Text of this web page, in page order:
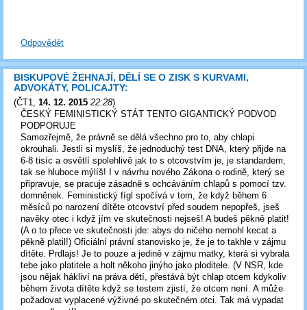
Odpovědět
BISKUPOVÉ ŽEHNAJÍ, DĚLÍ SE O ZISK S KURVAMI,
ADVOKÁTY, POLICAJTY:
(ČT1 14. 12. 2015 22:28)
ČESKÝ FEMINISTICKÝ STÁT TENTO GIGANTICKÝ PODVOD
PODPORUJE
Samozřejmě, že právně se dělá všechno pro to, aby chlapi
okrouhali. Jestli si myslíš, že jednoduchý test DNA, který přijde na
6-8 tisíc a osvětlí spolehlivě jak to s otcovstvím je, je standardem,
tak se hluboce mýlíš! I v návrhu nového Zákona o rodině, který se
připravuje, se pracuje zásadně s ochcáváním chlapů s pomocí tzv.
domněnek. Feministický fígl spočívá v tom, že když během 6
měsíců po narození dítěte otcovství před soudem nepopřeš, jseš
navěky otec i když jím ve skutečnosti nejseš! A budeš pěkně platit!
(A o to přece ve skutečnosti jde: abys do ničeho nemohl kecat a
pěkně platil!) Oficiální právní stanovisko je, že je to takhle v zájmu
dítěte. Prdlajs! Je to pouze a jedině v zájmu matky, která si vybrala
tebe jako platitele a holt někoho jinýho jako ploditele. (V NSR, kde
jsou nějak hákliví na práva dětí, přestává být chlap otcem kdykoliv
během života dítěte když se testem zjistí, že otcem není. A může
požadovat vyplacené výživné po skutečném otci. Tak má vypadat